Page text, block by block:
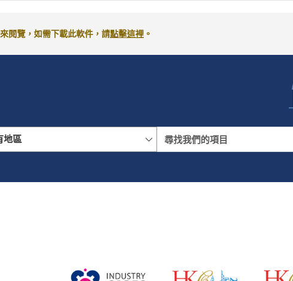
關經折算的核准特惠津貼的計算方法以及詳情，請向地政總署查
庭成員完成購買銷售計劃單位的手續後(即買方完成按揭程序(如有
同時為買方，該筆津貼會由地政總署轉交予房協，並由房協代表
取人不是買方，則該筆津貼會於完成購買手續由地政總署直接交
准特惠津貼」直接繳付其本人或其家庭成員購買的銷售計劃單位
的核准特惠津貼」直接繳付相關銷售計劃單位的樓價餘款。如使
閱覽，如需下載此軟件，請點擊這裡 。
地區